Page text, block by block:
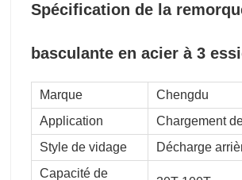
Spécification de la
basculante en acier à 3
Marque
Chengdu
Application
Chargement
Style de vidage
Décharge
Capacité de